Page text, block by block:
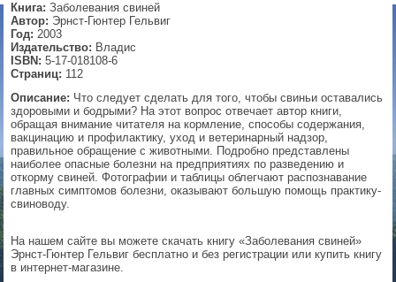
Книга: Заболевания свиней
Автор: Эрнст-Гюнтер Гельвиг
Год: 2003
Издательство: Владис
ISBN: 5-17-018108-6
Страниц: 112
Описание: Что следует сделать для того, чтобы свиньи оставались
здоровыми и бодрыми? На этот вопрос отвечает автор книги,
обращая внимание читателя на кормление, способы содержания,
вакцинацию и профилактику, уход и ветеринарный надзор,
правильное обращение с животными. Подробно представлены
наиболее опасные болезни на предприятиях по разведению и
откорму свиней. Фотографии и таблицы облегчают распознавание
главных симптомов болезни, оказывают большую помощь практику-
свиноводу.
На нашем сайте вы можете скачать книгу «Заболевания свиней»
Эрнст-Гюнтер Гельвиг бесплатно и без регистрации или купить книгу
в интернет-магазине.
▼
▼
▼
▼